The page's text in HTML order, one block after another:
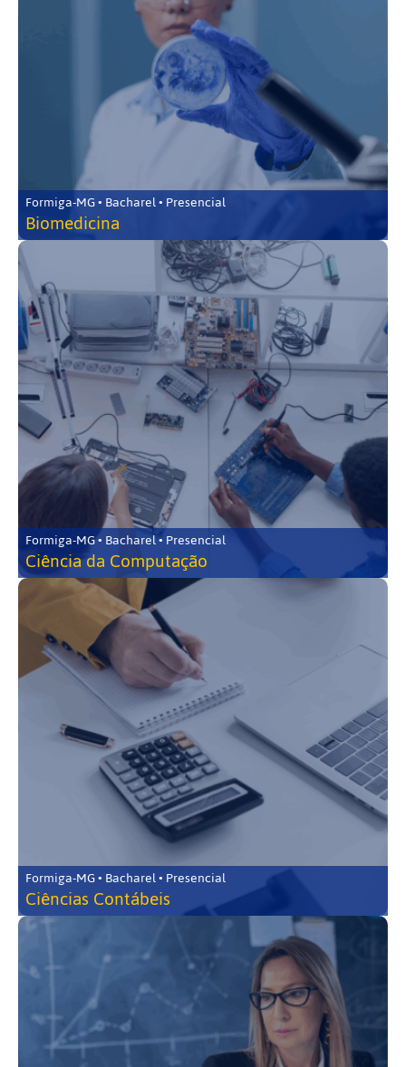
Formiga-MG • Bacharel • Presencial
Biomedicina
Formiga-MG • Bacharel • Presencial
Ciência da Computação
Formiga-MG • Bacharel • Presencial
Ciências Contábeis